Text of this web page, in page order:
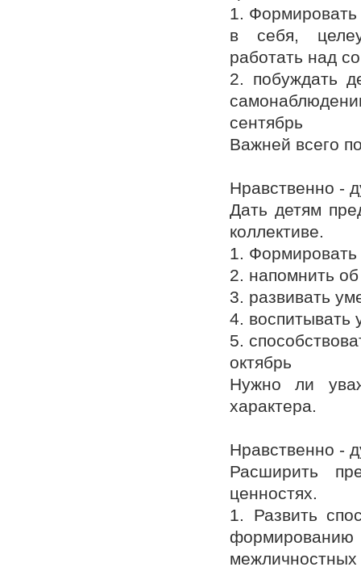
1. Формировать
в себя,
работать над
2. побуждать
сентябрь
Важней всего
Нравственно -
Дать детям
коллективе.
1.
2. напомнить
3. развивать
4.
5.
октябрь
Нужно ли
характера.
Нравственно -
Расширить
ценностях.
1. Развить
формированию